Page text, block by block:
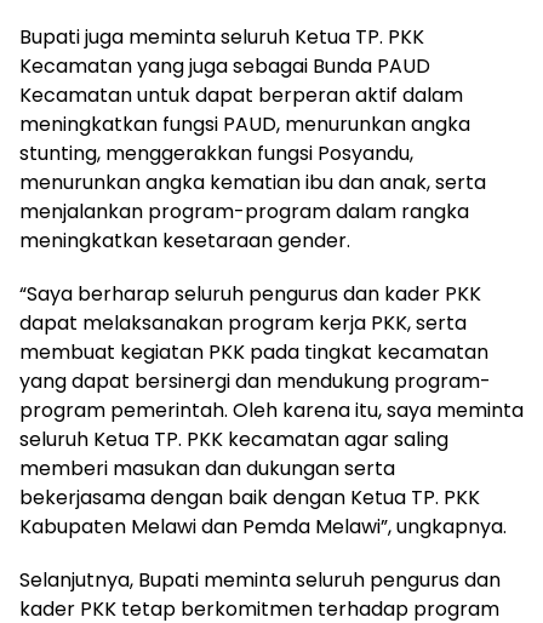
Bupati juga meminta seluruh Ketua TP. PKK
Kecamatan yang juga sebagai Bunda PAUD
Kecamatan untuk dapat berperan aktif dalam
meningkatkan fungsi PAUD, menurunkan angka
stunting, menggerakkan fungsi Posyandu,
menurunkan angka kematian ibu dan anak, serta
menjalankan program-program dalam rangka
meningkatkan kesetaraan gender.
“Saya berharap seluruh pengurus dan kader PKK
dapat melaksanakan program kerja PKK, serta
membuat kegiatan PKK pada tingkat kecamatan
yang dapat bersinergi dan mendukung program-
program pemerintah. Oleh karena itu, saya meminta
seluruh Ketua TP. PKK kecamatan agar saling
memberi masukan dan dukungan serta
bekerjasama dengan baik dengan Ketua TP. PKK
Kabupaten Melawi dan Pemda Melawi”, ungkapnya.
Selanjutnya, Bupati meminta seluruh pengurus dan
kader PKK tetap berkomitmen terhadap program